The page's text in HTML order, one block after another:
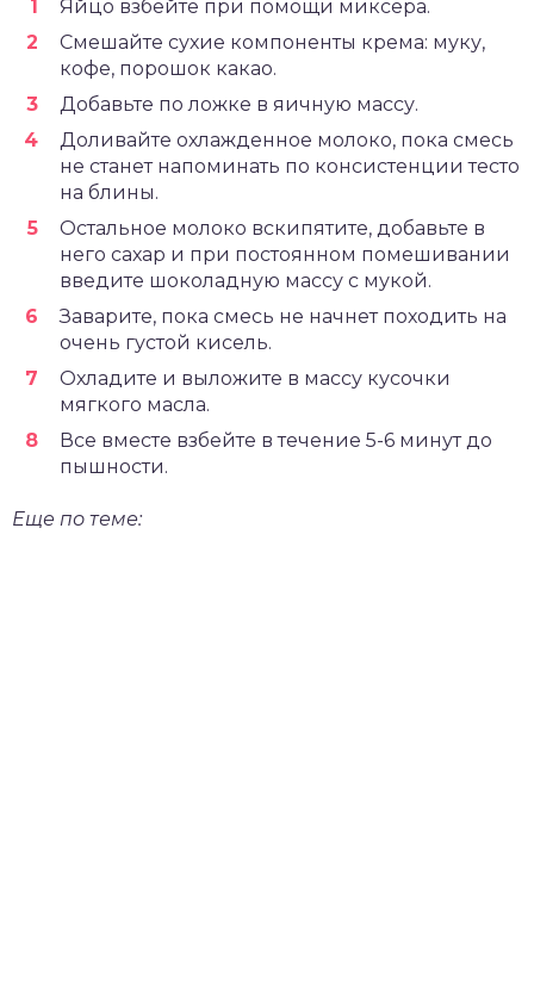
Яйцо взбейте при помощи миксера.
Смешайте сухие компоненты крема: муку,
кофе, порошок какао.
Добавьте по ложке в яичную массу.
Доливайте охлажденное молоко, пока смесь
не станет напоминать по консистенции тесто
на блины.
Остальное молоко вскипятите, добавьте в
него сахар и при постоянном помешивании
введите шоколадную массу с мукой.
Заварите, пока смесь не начнет походить на
очень густой кисель.
Охладите и выложите в массу кусочки
мягкого масла.
Все вместе взбейте в течение 5-6 минут до
пышности.
Еще по теме: